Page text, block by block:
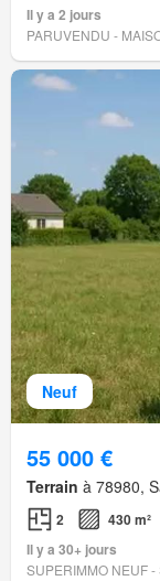
Il y a 2 jours
PARUVENDU -
Neuf
55 000 €
Terrain à 78980,
2
430 m²
Il y a 30+ jours
SUPERIMMO NEUF